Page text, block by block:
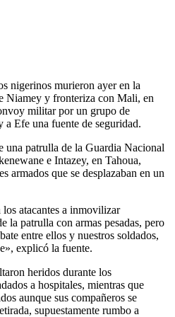
nigerinos murieron ayer en la
Niamey y fronteriza con Mali, en
militar por un grupo de
Efe una fuente de seguridad.
una patrulla de la Guardia Nacional
e Intazey, en Tahoua,
armados que se desplazaban en un
atacantes a inmovilizar
la patrulla con armas pesadas, pero
entre ellos y nuestros soldados,
explicó la fuente.
heridos durante los
a hospitales, mientras que
aunque sus compañeros se
supuestamente rumbo a